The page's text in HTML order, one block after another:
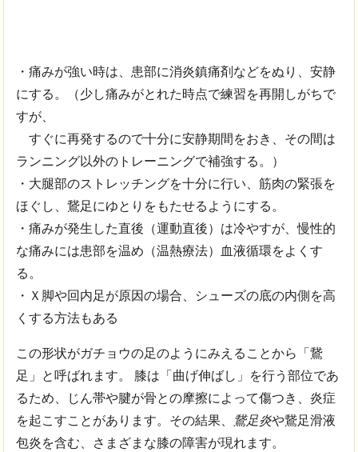
・痛みが強い時は、患部に消炎鎮痛剤などをぬり、安静
にする。（少し痛みがとれた時点で練習を再開しがちで
すが、
すぐに再発するので十分に安静期間をおき、その間は
ランニング以外のトレーニングで補強する。）
・大腿部のストレッチングを十分に行い、筋肉の緊張を
ほぐし、鵞足にゆとりをもたせるようにする。
・痛みが発生した直後（運動直後）は冷やすが、慢性的
な痛みには患部を温め（温熱療法）血液循環をよくす
る。
・Ｘ脚や回内足が原因の場合、シューズの底の内側を高
くする方法もある
この形状がガチョウの足のようにみえることから「鵞
足」と呼ばれます。 膝は「曲げ伸ばし」を行う部位であ
るため、じん帯や腱が骨との摩擦によって傷つき、炎症
を起こすことがあります。その結果、 鵞足炎や鵞足滑液
包炎を含む、さまざまな膝の障害が現れます。